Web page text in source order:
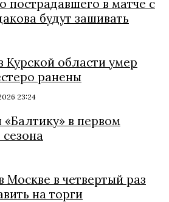
пострадавшего в матче с
будут зашивать
Курской области умер
ранены
23:24
в первом
Москве в четвертый раз
на торги